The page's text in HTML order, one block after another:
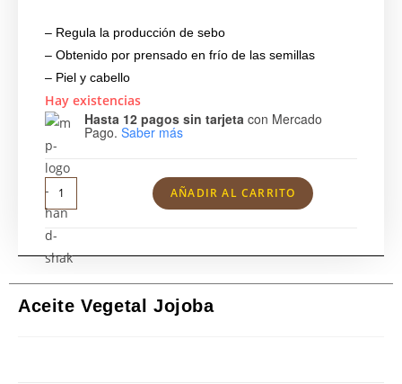
– Regula la producción de sebo
– Obtenido por prensado en frío de las semillas
– Piel y cabello
Hay existencias
Hasta 12 pagos sin tarjeta con Mercado
Pago. Saber más
AÑADIR AL CARRITO
Aceite Vegetal Jojoba